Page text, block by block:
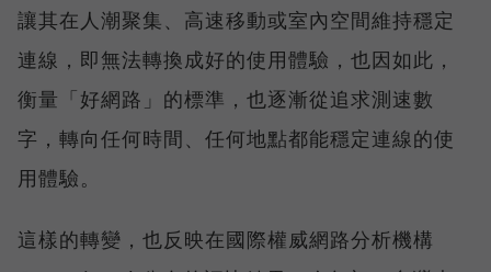
讓其在人潮聚集、高速移動或室內空間維持穩定
連線，即無法轉換成好的使用體驗，也因如此，
衡量「好網路」的標準，也逐漸從追求測速數
字，轉向任何時間、任何地點都能穩定連線的使
用體驗。
這樣的轉變，也反映在國際權威網路分析機構